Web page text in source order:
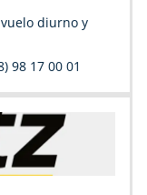
diurno y
98 17 00 01